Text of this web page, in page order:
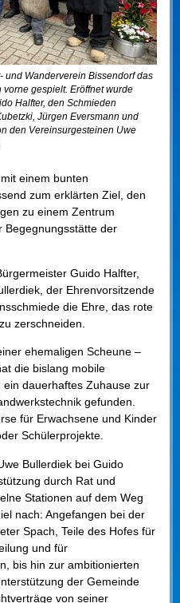
und Wanderverein Bissendorf das
vorne gespielt. Eröffnet wurde
Halfter, den Schmieden
Jürgen Eversmann und
den Vereinsurgesteinen Uwe
einem bunten
zum erklärten Ziel, den
zu einem Zentrum
Begegnungsstätte der
Guido Halfter,
der Ehrenvorsitzende
die Ehre, das rote
zerschneiden.
ehemaligen Scheune –
die bislang mobile
dauerhaftes Zuhause zur
gefunden.
für Erwachsene und Kinder
Schülerprojekte.
Bullerdiek bei Guido
durch Rat und
Stationen auf dem Weg
nach: Angefangen bei der
Spach, Teile des Hofes für
und für
bis hin zur ambitionierten
der Gemeinde
von seiner